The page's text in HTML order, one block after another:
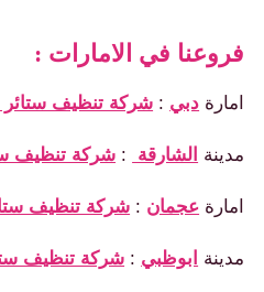
فروعنا في الامارات :
امارة دبي : شركة تنظيف
مدينة الشارقة : شركة تنظيف
امارة عجمان : شركة تنظيف
مدينة ابوظبي : شركة تنظيف